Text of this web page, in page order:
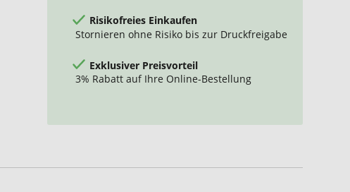
Risikofreies Einkaufen
Stornieren ohne Risiko bis zur Druckfreigabe
Exklusiver Preisvorteil
3% Rabatt auf Ihre Online-Bestellung